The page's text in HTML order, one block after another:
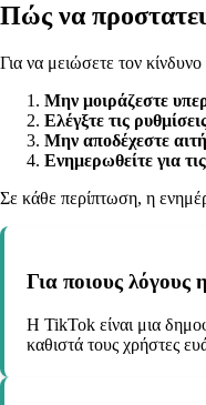
Πώς να
Για να μειώσετε τον
Μην μοιράζεστε
Ελέγξτε τις
Μην αποδέχεστε
Ενημερωθείτε για
Σε κάθε περίπτωση, η
Για ποιους
Η TikTok είναι μια
καθιστά τους χρήστες